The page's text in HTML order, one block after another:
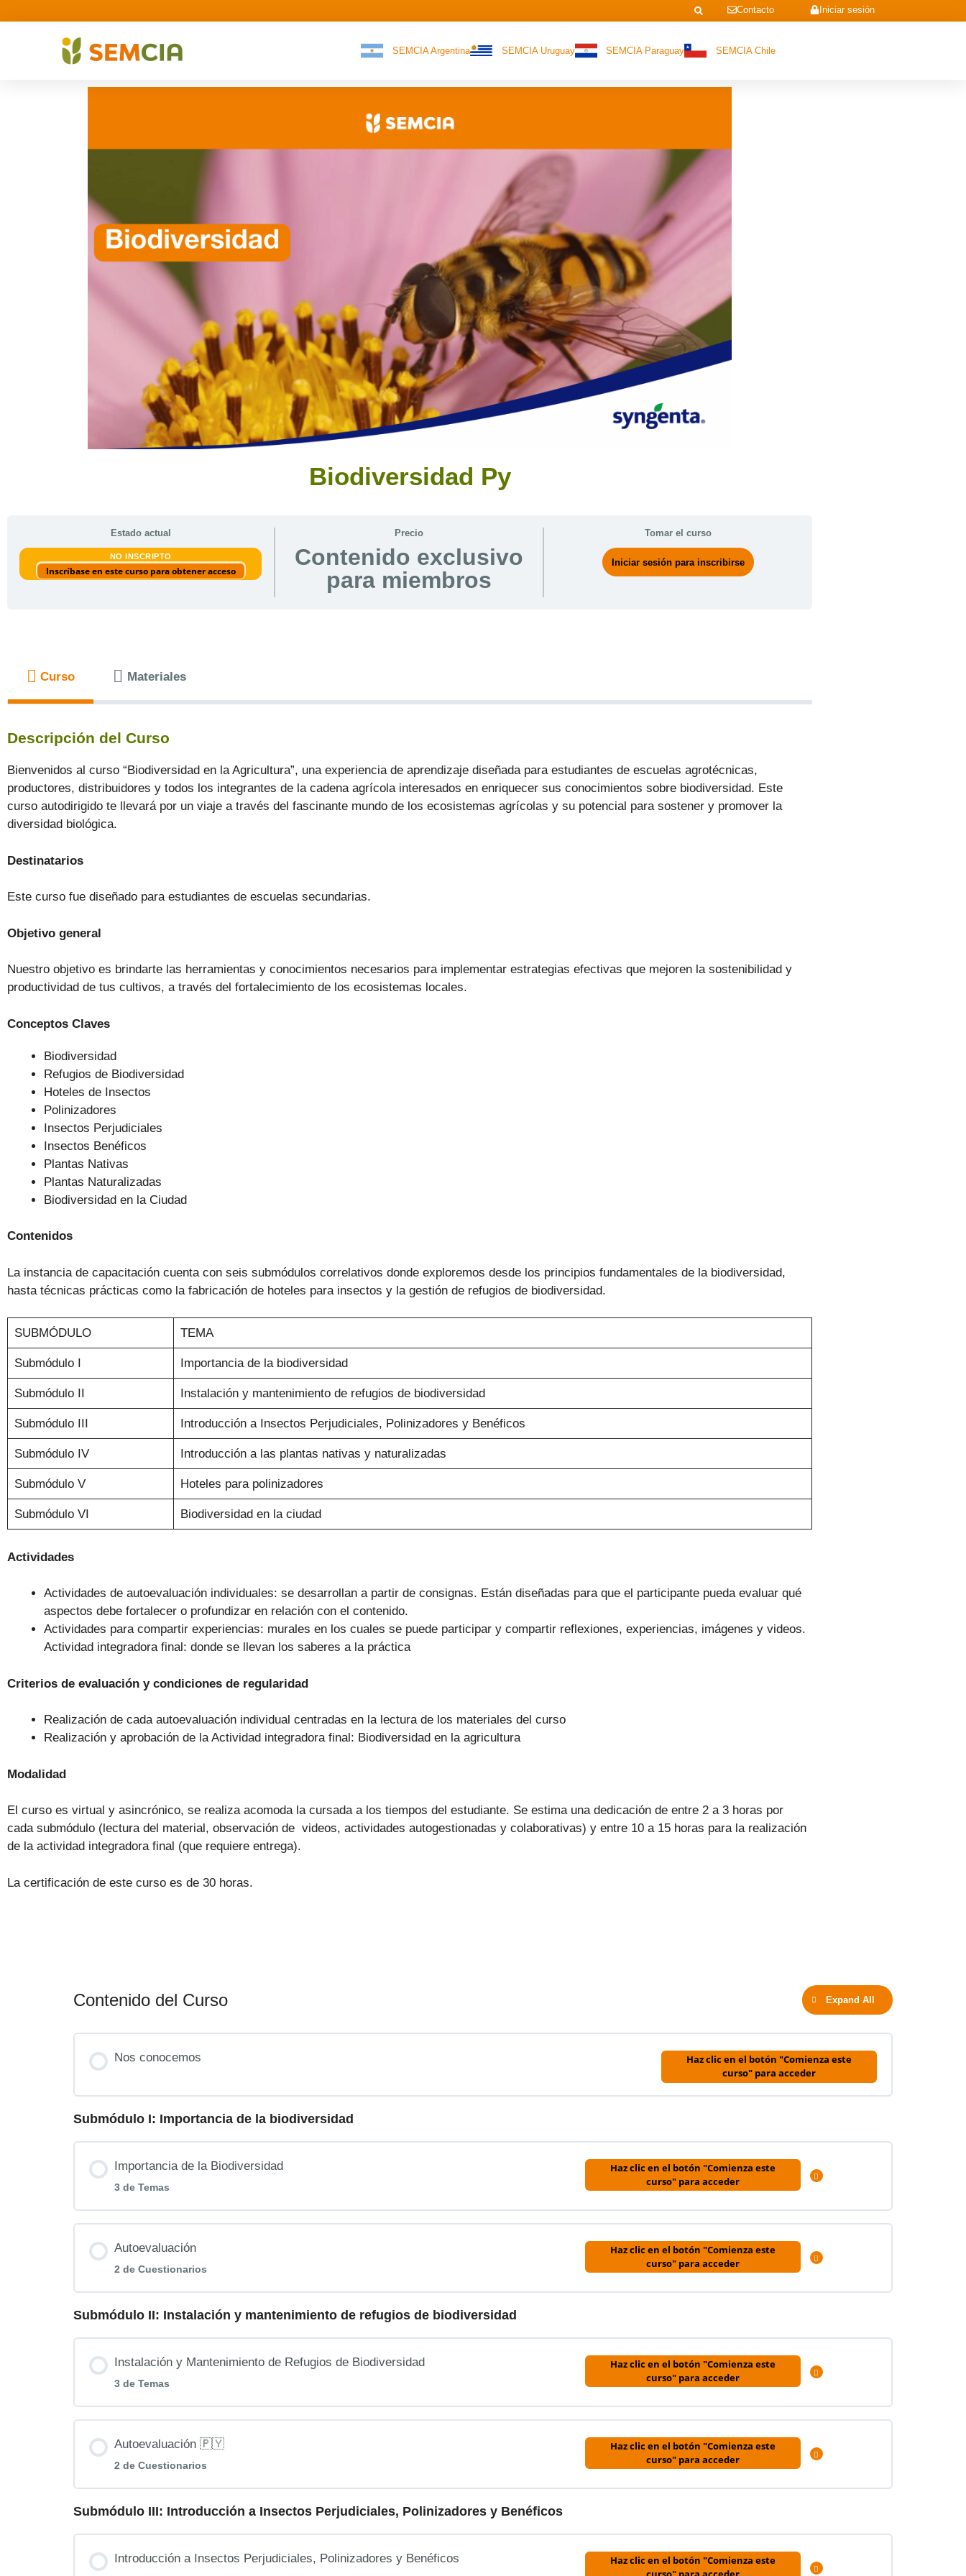
Iniciar sesión
Contacto
SEMCIA Argentina SEMCIA Uruguay SEMCIA Paraguay SEMCIA Chile
Biodiversidad Py
Estado actual
NO INSCRIPTO
Inscríbase en este curso para obtener acceso
Precio
Contenido exclusivo
para miembros
Tomar el curso
Iniciar sesión para inscribirse
Curso Materiales
Descripción del Curso
Bienvenidos al curso “Biodiversidad en la Agricultura”, una experiencia de aprendizaje diseñada para estudiantes de escuelas agrotécnicas,
productores, distribuidores y todos los integrantes de la cadena agrícola interesados en enriquecer sus conocimientos sobre biodiversidad. Este
curso autodirigido te llevará por un viaje a través del fascinante mundo de los ecosistemas agrícolas y su potencial para sostener y promover la
diversidad biológica.
Destinatarios
Este curso fue diseñado para estudiantes de escuelas secundarias.
Objetivo general
Nuestro objetivo es brindarte las herramientas y conocimientos necesarios para implementar estrategias efectivas que mejoren la sostenibilidad y
productividad de tus cultivos, a través del fortalecimiento de los ecosistemas locales.
Conceptos Claves
Biodiversidad
Refugios de Biodiversidad
Hoteles de Insectos
Polinizadores
Insectos Perjudiciales
Insectos Benéficos
Plantas Nativas
Plantas Naturalizadas
Biodiversidad en la Ciudad
Contenidos
La instancia de capacitación cuenta con seis submódulos correlativos donde exploremos desde los principios fundamentales de la biodiversidad,
hasta técnicas prácticas como la fabricación de hoteles para insectos y la gestión de refugios de biodiversidad.
SUBMÓDULO TEMA
Submódulo I Importancia de la biodiversidad
Submódulo II Instalación y mantenimiento de refugios de biodiversidad
Submódulo III Introducción a Insectos Perjudiciales, Polinizadores y Benéficos
Submódulo IV Introducción a las plantas nativas y naturalizadas
Submódulo V Hoteles para polinizadores
Submódulo VI Biodiversidad en la ciudad
Actividades
Actividades de autoevaluación individuales: se desarrollan a partir de consignas. Están diseñadas para que el participante pueda evaluar qué
aspectos debe fortalecer o profundizar en relación con el contenido.
Actividades para compartir experiencias: murales en los cuales se puede participar y compartir reflexiones, experiencias, imágenes y videos.
Actividad integradora final: donde se llevan los saberes a la práctica
Criterios de evaluación y condiciones de regularidad
Realización de cada autoevaluación individual centradas en la lectura de los materiales del curso
Realización y aprobación de la Actividad integradora final: Biodiversidad en la agricultura
Modalidad
El curso es virtual y asincrónico, se realiza acomoda la cursada a los tiempos del estudiante. Se estima una dedicación de entre 2 a 3 horas por
cada submódulo (lectura del material, observación de videos, actividades autogestionadas y colaborativas) y entre 10 a 15 horas para la realización
de la actividad integradora final (que requiere entrega).
La certificación de este curso es de 30 horas.
Contenido del Curso Expand All
Nos conocemos
Haz clic en el botón "Comienza este
curso" para acceder
Submódulo I: Importancia de la biodiversidad
Importancia de la Biodiversidad
3 de Temas
Haz clic en el botón "Comienza este
curso" para acceder
Los desafíos de la biodiversidad
Autoevaluación
2 de Cuestionarios
Haz clic en el botón "Comienza este
curso" para acceder
Contenido de la Lección
Conoce la Evaluación 1 de los estudiantes
Submódulo II: Instalación y mantenimiento de refugios de biodiversidad
Instalación y Mantenimiento de Refugios de Biodiversidad
3 de Temas
Haz clic en el botón "Comienza este
curso" para acceder
Autoevaluación 🇵🇾​
2 de Cuestionarios
Haz clic en el botón "Comienza este
curso" para acceder
Contenido de la Lección
Conoce la Evaluación 2 de los estudiantes
Submódulo III: Introducción a Insectos Perjudiciales, Polinizadores y Benéficos
Introducción a Insectos Perjudiciales, Polinizadores y Benéficos
Haz clic en el botón "Comienza este